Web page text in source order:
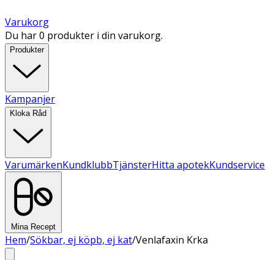
Varukorg
Du har 0 produkter i din varukorg.
Produkter
Kampanjer
Kloka Råd
VarumärkenKundklubbTjänsterHitta apotekKundservice
Mina Recept
Hem/Sökbar, ej köpb, ej kat/Venlafaxin Krka